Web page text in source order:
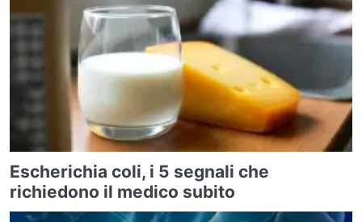
Escherichia coli, i 5 segnali che
richiedono il medico subito